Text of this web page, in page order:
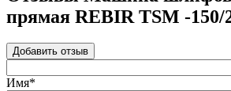
прямая REBIR TSM -150/
Добавить отзыв
Имя*